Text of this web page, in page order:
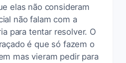
elas não consideram
não falam com a
para tentar resolver. O
é que só fazem o
mas vieram pedir para